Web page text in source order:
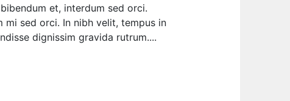
et, interdum sed orci.
sed orci. In nibh velit, tempus in
dignissim gravida rutrum....